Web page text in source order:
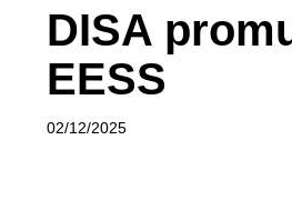
DISA
EESS
02/12/2025